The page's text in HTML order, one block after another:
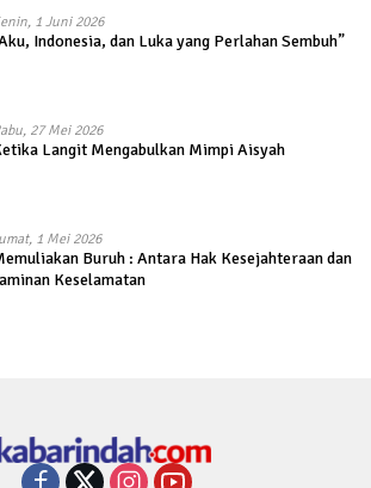
1 Juni 2026
Indonesia, dan Luka yang Perlahan Sembuh”
27 Mei 2026
Langit Mengabulkan Mimpi Aisyah
1 Mei 2026
Buruh : Antara Hak Kesejahteraan dan
Keselamatan